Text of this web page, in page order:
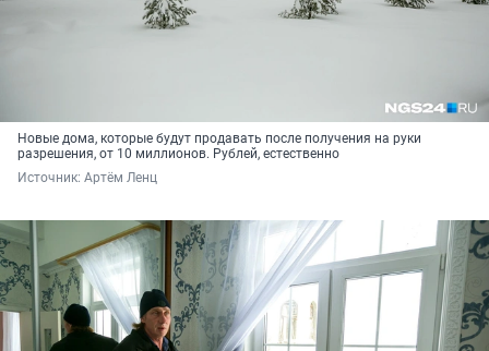
Новые дома, которые будут продавать после получения на руки
разрешения, от 10 миллионов. Рублей, естественно
Источник: Артём Ленц